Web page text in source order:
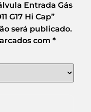
Entrada Gás
G17 Hi Cap”
será publicado.
com *